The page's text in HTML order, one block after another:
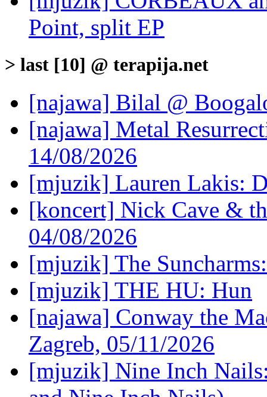
Point, split EP
> last [10] @ terapija.net
[najawa] Bilal @
[najawa] Metal
14/08/2026
[mjuzik] Lauren Lakis:
[koncert] Nick Cave &
04/08/2026
[mjuzik] The
[mjuzik] THE HU: Hun
[najawa] Conway the
Zagreb, 05/11/2026
[mjuzik] Nine Inch